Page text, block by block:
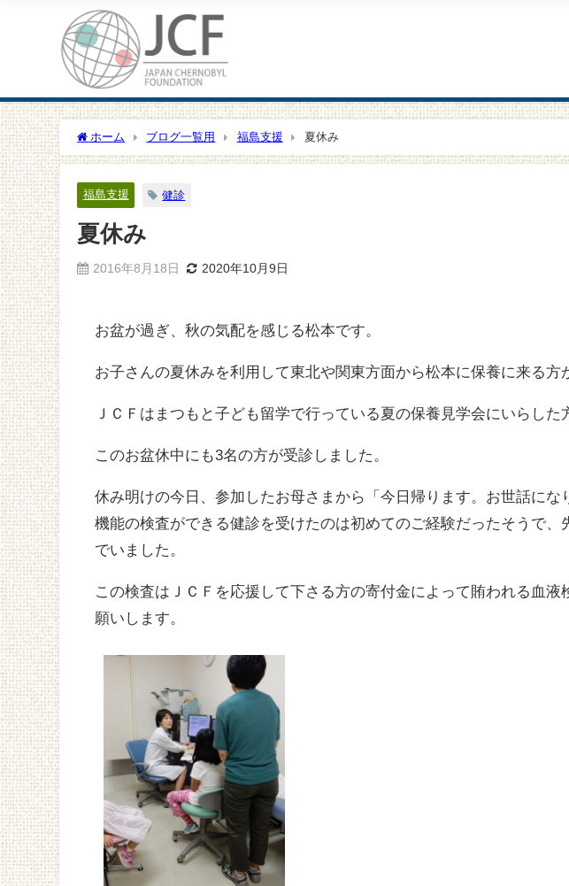
ホーム ブログ一覧用 福島支援 夏休み
福島支援 健診
夏休み
2016年8月18日 2020年10月9日
お盆が過ぎ、秋の気配を感じる松本です。
お子さんの夏休みを利用して東北や関東方面から松本に保養に来る方
ＪＣＦはまつもと子ども留学で行っている夏の保養見学会にいらした
このお盆休中にも3名の方が受診しました。
休み明けの今日、参加したお母さまから「今日帰ります。お世話に
機能の検査ができる健診を受けたのは初めてのご経験だったそうで、
でいました。
この検査はＪＣＦを応援して下さる方の寄付金によって賄われる血
願いします。